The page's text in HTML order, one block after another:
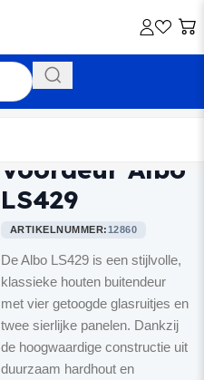
Voordeur Albo
LS429
ARTIKELNUMMER:12860
De Albo LS429 is een stijlvolle,
klassieke houten buitendeur
met vier getoogde glasruitjes en
twee sierlijke panelen. Dankzij
de hoogwaardige constructie uit
duurzaam hardhout en